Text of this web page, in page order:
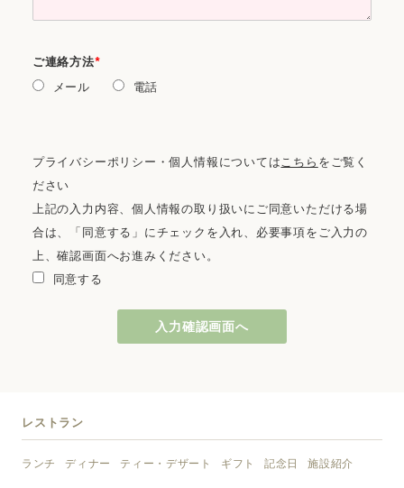
ご連絡方法*
メール
電話
プライバシーポリシー・個人情報についてはこちら をご覧く
ださい
上記の入力内容、個人情報の取り扱いにご同意いただける場
合は、「同意する」にチェックを入れ、 必要事項をご入力の
上、確認画面へお進みください。
同意する
レストラン
ランチ ディナー ティー・デザート ギフト 記念日 施設紹介